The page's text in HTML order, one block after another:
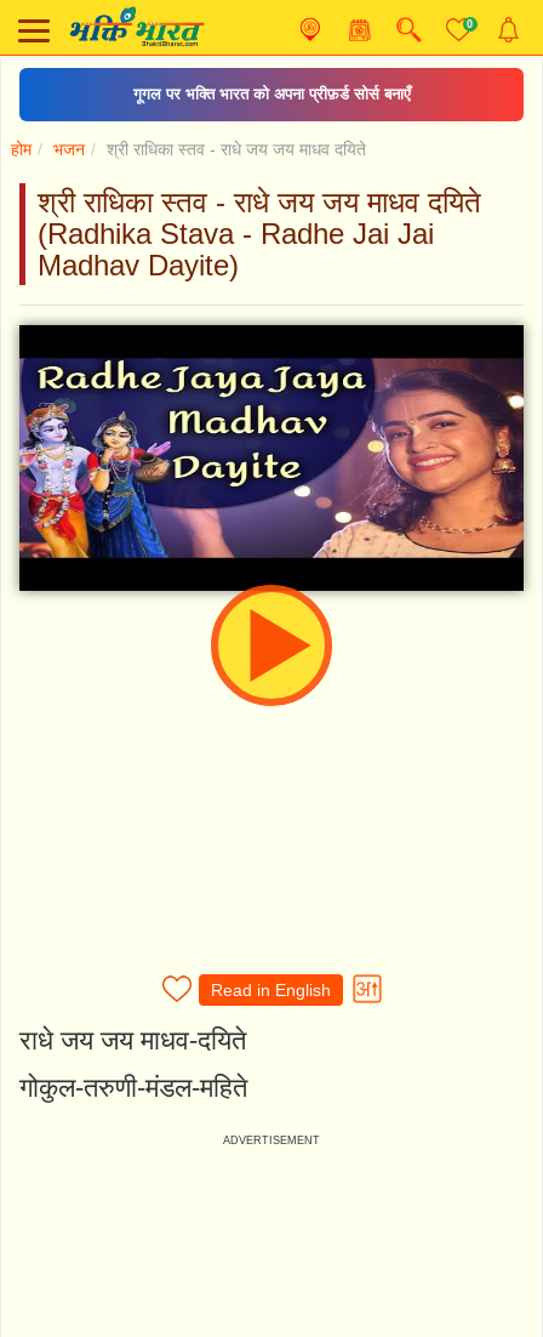
0
गूगल पर भक्ति भारत को अपना प्रीफ़र्ड सोर्स बनाएँ
होम भजन श्री राधिका स्तव - राधे जय जय माधव दयिते
श्री राधिका स्तव - राधे जय जय माधव दयिते
(Radhika Stava - Radhe Jai Jai
Madhav Dayite)
Read in English
राधे जय जय माधव-दयिते
गोकुल-तरुणी-मंडल-महिते